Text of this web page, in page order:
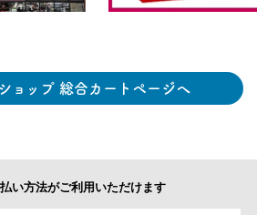
ョップ 総合カートページへ
い方法がご利用いただけます